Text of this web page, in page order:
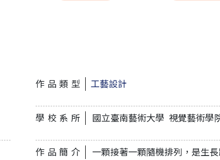
作品類型 工藝設計
學校系所 國立臺南藝術大學 視覺藝術學
作品簡介
一顆接著一顆隨機排列，是生